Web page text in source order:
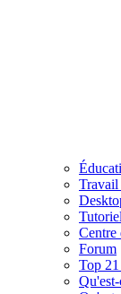
Travail
Centre
Forum
Top 21